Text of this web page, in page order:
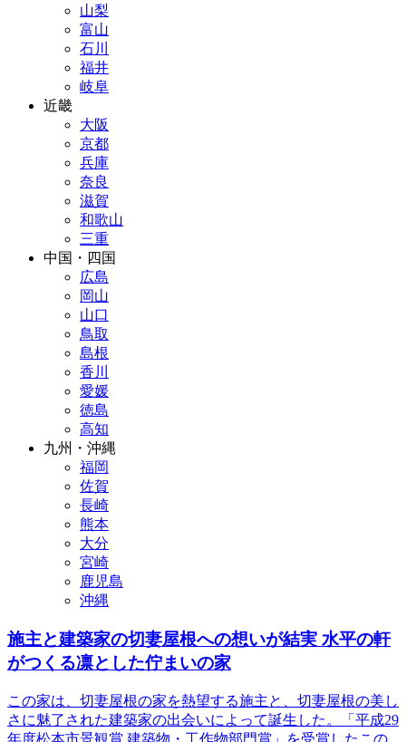
山梨
富山
石川
福井
岐阜
近畿
大阪
京都
兵庫
奈良
滋賀
和歌山
三重
中国・四国
広島
岡山
山口
鳥取
島根
香川
愛媛
徳島
高知
九州・沖縄
福岡
佐賀
長崎
熊本
大分
宮崎
鹿児島
沖縄
施主と建築家の切妻屋根への想いが結実 水平の軒
がつくる凛とした佇まいの家
この家は、切妻屋根の家を熱望する施主と、切妻屋根の美し
さに魅了された建築家の出会いによって誕生した。「平成29
年度松本市景観賞 建築物・工作物部門賞」を受賞したこの